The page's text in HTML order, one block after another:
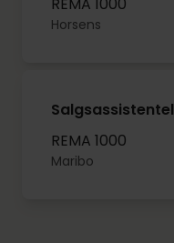
REMA 1000
Horsens
REMA 1000
Maribo